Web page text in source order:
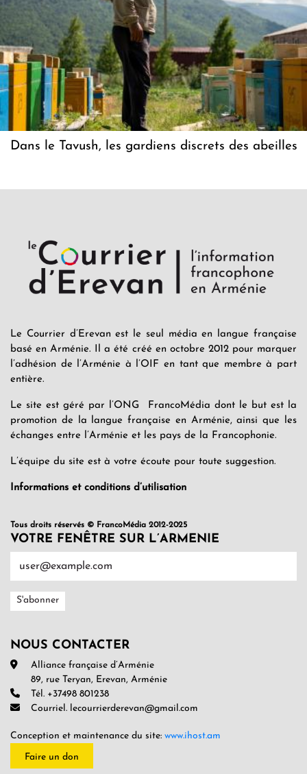
Dans le Tavush, les gardiens discrets des abeilles
Le Courrier d’Erevan est le seul média en langue française
basé en Arménie. Il a été créé en octobre 2012 pour marquer
l’adhésion de l’Arménie à l’OIF en tant que membre à part
entière.
Le site est géré par l’ONG FrancoMédia dont le but est la
promotion de la langue française en Arménie, ainsi que les
échanges entre l’Arménie et les pays de la Francophonie.
L’équipe du site est à votre écoute pour toute suggestion.
Informations et conditions d’utilisation
Tous droits réservés © FrancoMédia 2012-2025
VOTRE FENÊTRE SUR L’ARMENIE
NOUS CONTACTER
Alliance française d’Arménie
89, rue Teryan, Erevan, Arménie
Tél. +37498 801238
Courriel. lecourrierderevan@gmail.com
Conception et maintenance du site: www.ihost.am
Faire un don